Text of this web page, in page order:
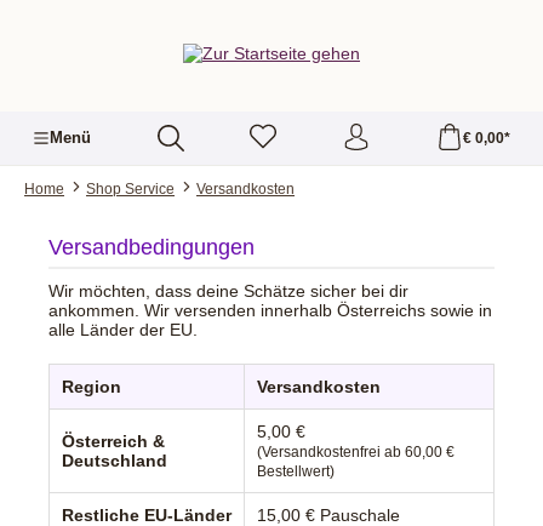
Menü € 0,00*
Home Shop Service Versandkosten
Versandbedingungen
Wir möchten, dass deine Schätze sicher bei dir
ankommen. Wir versenden innerhalb Österreichs sowie in
alle Länder der EU.
Region Versandkosten
Österreich &
Deutschland
5,00 €
(Versandkostenfrei ab 60,00 €
Bestellwert)
Restliche EU-Länder 15,00 € Pauschale